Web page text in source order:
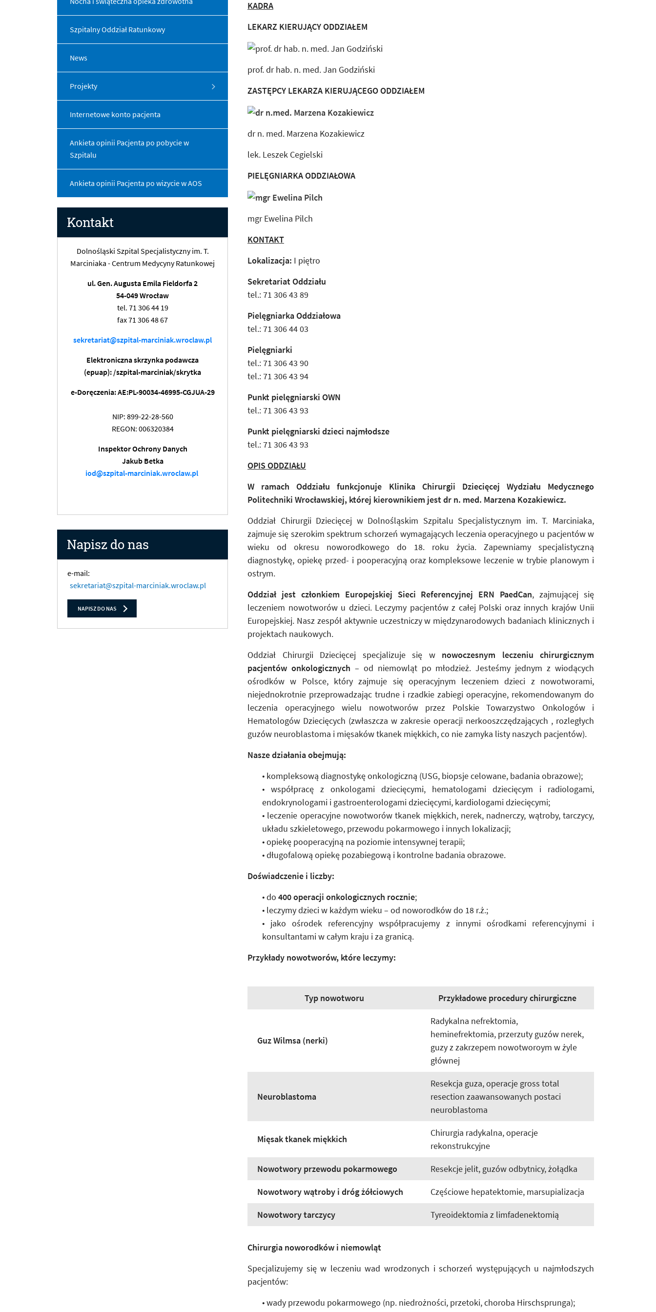
Menu dodatkowe
Szpitalny Oddział Ratunkowy
News
Projekty
Internetowe konto pacjenta
Ankieta opinii Pacjenta po pobycie w
Szpitalu
Ankieta opinii Pacjenta po wizycie w AOS
Kontakt
Dolnośląski Szpital Specjalistyczny im. T.
Marciniaka - Centrum Medycyny Ratunkowej
ul. Gen. Augusta Emila Fieldorfa 2
54-049 Wrocław
tel. 71 306 44 19
fax 71 306 48 67
sekretariat@szpital-marciniak.wroclaw.pl
Elektroniczna skrzynka podawcza
(epuap): /szpital-marciniak/skrytka
e-Doręczenia: AE:PL-90034-46995-CGJUA-29
NIP: 899-22-28-560
REGON: 006320384
Inspektor Ochrony Danych
Jakub Betka
iod@szpital-marciniak.wroclaw.pl
Napisz do nas
e-mail:
sekretariat@szpital-marciniak.wroclaw.pl
NAPISZ DO NAS
KADRA
LEKARZ KIERUJĄCY ODDZIAŁEM
prof. dr hab. n. med. Jan Godziński
ZASTĘPCY LEKARZA KIERUJĄCEGO ODDZIAŁEM
dr n. med. Marzena Kozakiewicz
lek. Leszek Cegielski
PIELĘGNIARKA ODDZIAŁOWA
mgr Ewelina Pilch
KONTAKT
Lokalizacja: I piętro
Sekretariat Oddziału
tel.: 71 306 43 89
Pielęgniarka Oddziałowa
tel.: 71 306 44 03
Pielęgniarki
tel.: 71 306 43 90
tel.: 71 306 43 94
Punkt pielęgniarski OWN
tel.: 71 306 43 93
Punkt pielęgniarski dzieci najmłodsze
tel.: 71 306 43 93
OPIS ODDZIAŁU
W ramach Oddziału funkcjonuje Klinika Chirurgii Dziecięcej Wydziału Medycznego
Politechniki Wrocławskiej, której kierownikiem jest dr n. med. Marzena Kozakiewicz.
Oddział Chirurgii Dziecięcej w Dolnośląskim Szpitalu Specjalistycznym im. T. Marciniaka,
zajmuje się szerokim spektrum schorzeń wymagających leczenia operacyjnego u pacjentów w
wieku od okresu noworodkowego do 18. roku życia. Zapewniamy specjalistyczną
diagnostykę, opiekę przed- i pooperacyjną oraz kompleksowe leczenie w trybie planowym i
ostrym.
Oddział jest członkiem Europejskiej Sieci Referencyjnej ERN PaedCan, zajmującej się
leczeniem nowotworów u dzieci. Leczymy pacjentów z całej Polski oraz innych krajów Unii
Europejskiej. Nasz zespół aktywnie uczestniczy w międzynarodowych badaniach klinicznych i
projektach naukowych.
Oddział Chirurgii Dziecięcej specjalizuje się w nowoczesnym leczeniu chirurgicznym
pacjentów onkologicznych – od niemowląt po młodzież. Jesteśmy jednym z wiodących
ośrodków w Polsce, który zajmuje się operacyjnym leczeniem dzieci z nowotworami,
niejednokrotnie przeprowadzając trudne i rzadkie zabiegi operacyjne, rekomendowanym do
leczenia operacyjnego wielu nowotworów przez Polskie Towarzystwo Onkologów i
Hematologów Dziecięcych (zwłaszcza w zakresie operacji nerkooszczędzających , rozległych
guzów neuroblastoma i mięsaków tkanek miękkich, co nie zamyka listy naszych pacjentów).
Nasze działania obejmują:
• kompleksową diagnostykę onkologiczną (USG, biopsje celowane, badania obrazowe);
• współpracę z onkologami dziecięcymi, hematologami dziecięcym i radiologami,
endokrynologami i gastroenterologami dziecięcymi, kardiologami dziecięcymi;
• leczenie operacyjne nowotworów tkanek miękkich, nerek, nadnerczy, wątroby, tarczycy,
układu szkieletowego, przewodu pokarmowego i innych lokalizacji;
• opiekę pooperacyjną na poziomie intensywnej terapii;
• długofalową opiekę pozabiegową i kontrolne badania obrazowe.
Doświadczenie i liczby:
• do 400 operacji onkologicznych rocznie;
• leczymy dzieci w każdym wieku – od noworodków do 18 r.ż.;
• jako ośrodek referencyjny współpracujemy z innymi ośrodkami referencyjnymi i
konsultantami w całym kraju i za granicą.
Przykłady nowotworów, które leczymy:
Typ nowotworu Przykładowe procedury chirurgiczne
Guz Wilmsa (nerki)
Radykalna nefrektomia,
heminefrektomia, przerzuty guzów nerek,
guzy z zakrzepem nowotworoym w żyle
głównej
Neuroblastoma
Resekcja guza, operacje gross total
resection zaawansowanych postaci
neuroblastoma
Mięsak tkanek miękkich
Chirurgia radykalna, operacje
rekonstrukcyjne
Nowotwory przewodu pokarmowego Resekcje jelit, guzów odbytnicy, żołądka
Nowotwory wątroby i dróg żółciowych Częściowe hepatektomie, marsupializacja
Nowotwory tarczycy Tyreoidektomia z limfadenektomią
Chirurgia noworodków i niemowląt
Specjalizujemy się w leczeniu wad wrodzonych i schorzeń występujących u najmłodszych
pacjentów:
• wady przewodu pokarmowego (np. niedrożności, przetoki, choroba Hirschsprunga);